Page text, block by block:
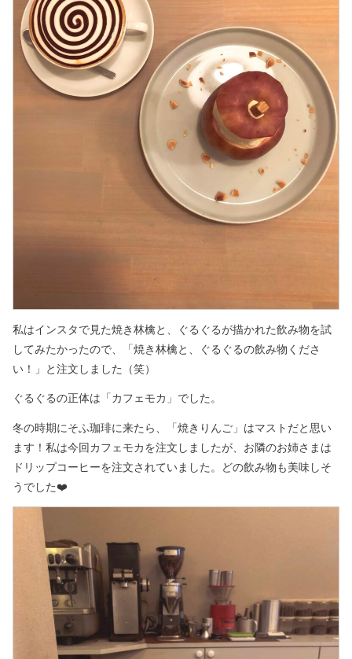
私はインスタで見た焼き林檎と、ぐるぐるが描かれた飲み物を試
してみたかったので、「焼き林檎と、ぐるぐるの飲み物くださ
い！」と注文しました（笑）
ぐるぐるの正体は「カフェモカ」でした。
冬の時期にそふ珈琲に来たら、「焼きりんご」はマストだと思い
ます！私は今回カフェモカを注文しましたが、お隣のお姉さまは
ドリップコーヒーを注文されていました。どの飲み物も美味しそ
うでした❤️